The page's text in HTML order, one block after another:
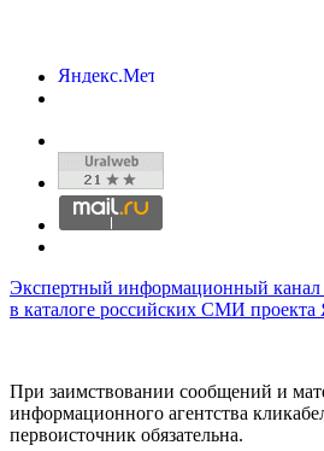
Экспертный информационный
в каталоге российских СМИ проекта
При заимствовании сообщений и
информационного агентства
первоисточник обязательна.